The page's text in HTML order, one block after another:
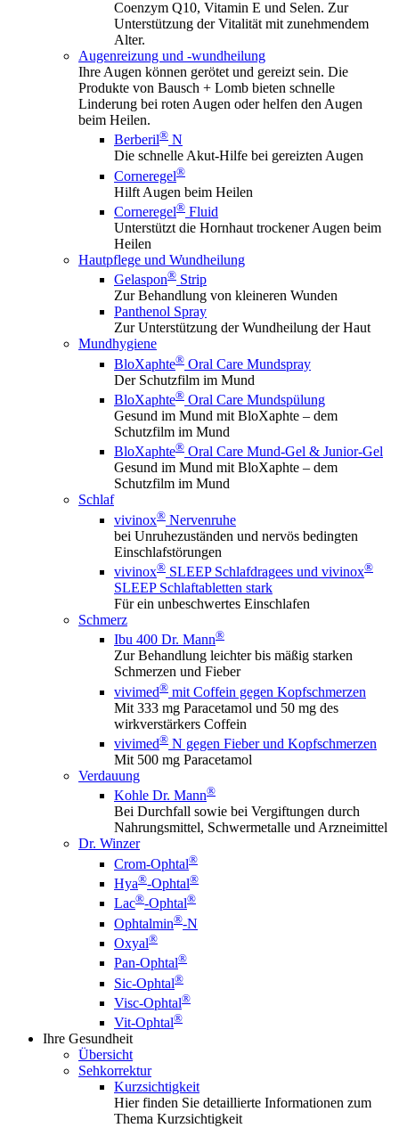
Coenzym Q10, Vitamin E und Selen. Zur
Unterstützung der Vitalität mit zunehmendem
Alter.
Augenreizung und -wundheilung
Ihre Augen können gerötet und gereizt sein. Die
Produkte von Bausch + Lomb bieten schnelle
Linderung bei roten Augen oder helfen den Augen
beim Heilen.
Berberil® N
Die schnelle Akut-Hilfe bei gereizten Augen
Corneregel®
Hilft Augen beim Heilen
Corneregel® Fluid
Unterstützt die Hornhaut trockener Augen beim
Heilen
Hautpflege und Wundheilung
Gelaspon® Strip
Zur Behandlung von kleineren Wunden
Panthenol Spray
Zur Unterstützung der Wundheilung der Haut
Mundhygiene
BloXaphte® Oral Care Mundspray
Der Schutzfilm im Mund
BloXaphte® Oral Care Mundspülung
Gesund im Mund mit BloXaphte – dem
Schutzfilm im Mund
BloXaphte® Oral Care Mund-Gel & Junior-Gel
Gesund im Mund mit BloXaphte – dem
Schutzfilm im Mund
Schlaf
vivinox® Nervenruhe
bei Unruhezuständen und nervös bedingten
Einschlafstörungen
vivinox® SLEEP Schlafdragees und vivinox®
SLEEP Schlaftabletten stark
Für ein unbeschwertes Einschlafen
Schmerz
Ibu 400 Dr. Mann®
Zur Behandlung leichter bis mäßig starken
Schmerzen und Fieber
vivimed® mit Coffein gegen Kopfschmerzen
Mit 333 mg Paracetamol und 50 mg des
wirkverstärkers Coffein
vivimed® N gegen Fieber und Kopfschmerzen
Mit 500 mg Paracetamol
Verdauung
Kohle Dr. Mann®
Bei Durchfall sowie bei Vergiftungen durch
Nahrungsmittel, Schwermetalle und Arzneimittel
Dr. Winzer
Crom-Ophtal®
Hya®-Ophtal®
Lac®-Ophtal®
Ophtalmin®-N
Oxyal®
Pan-Ophtal®
Sic-Ophtal®
Visc-Ophtal®
Vit-Ophtal®
Ihre Gesundheit
Übersicht
Sehkorrektur
Kurzsichtigkeit
Hier finden Sie detaillierte Informationen zum
Thema Kurzsichtigkeit